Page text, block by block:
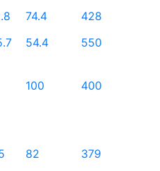
74.4
428
54.4
550
100 400
82 379